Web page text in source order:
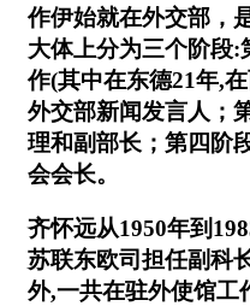
作伊始就在外交部，
大体上分为三个阶段:
作(其中在东德21年,
外交部新闻发言人；
理和副部长；第四阶
会会长。
齐怀远从1950年到
苏联东欧司担任副科
外,一共在驻外使馆工